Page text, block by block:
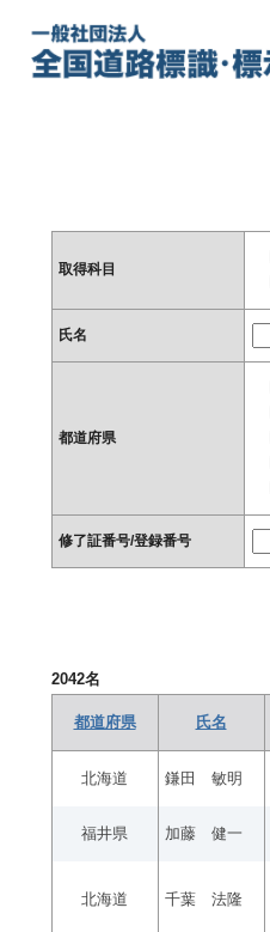
取得科目
氏名
都道府県
修了証番号/登録番号
2042名
都道府県 氏名
北海道 鎌田 敏明
福井県 加藤 健一
北海道 千葉 法隆